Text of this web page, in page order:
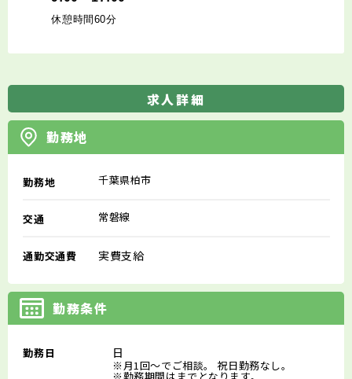
休憩時間60分
求人詳細
勤務地
勤務地 千葉県柏市
交通 常磐線
通勤交通費 実費支給
勤務条件
勤務日 日
※月1回～でご相談。 祝日勤務なし。
※勤務期間はまでとなります。